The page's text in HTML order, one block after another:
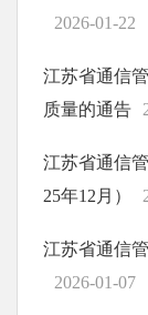
2026-01-22
江苏省通信
质量的通告
江苏省通信
25年12月）
江苏省通信
2026-01-07